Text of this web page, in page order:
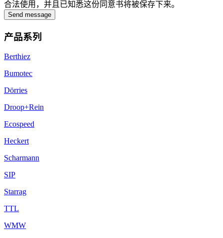
合法使用，并且已知悉这份同意书将被保存下来。
Send message
产品系列
Berthiez
Bumotec
Dörries
Droop+Rein
Ecospeed
Heckert
Scharmann
SIP
Starrag
TTL
WMW